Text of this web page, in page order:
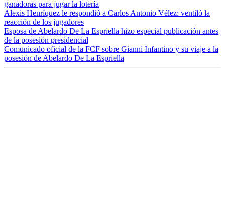
ganadoras para jugar la lotería
Alexis Henríquez le respondió a Carlos Antonio Vélez: ventiló la
reacción de los jugadores
Esposa de Abelardo De La Espriella hizo especial publicación antes
de la posesión presidencial
Comunicado oficial de la FCF sobre Gianni Infantino y su viaje a la
posesión de Abelardo De La Espriella